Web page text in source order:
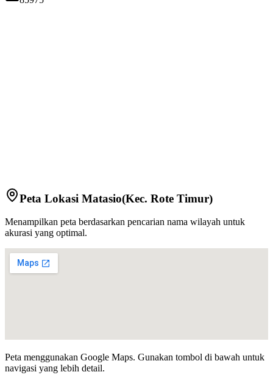
Peta Lokasi Matasio(Kec. Rote Timur)
Menampilkan peta berdasarkan pencarian nama wilayah untuk
akurasi yang optimal.
Peta menggunakan Google Maps. Gunakan tombol di bawah untuk
navigasi yang lebih detail.